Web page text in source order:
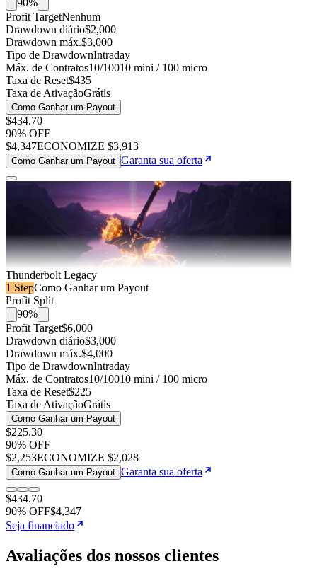
Profit TargetNenhum
Drawdown diário$2,000
Drawdown máx.$3,000
Tipo de DrawdownIntraday
Máx. de Contratos10/10010 mini / 100 micro
Taxa de Reset$435
Taxa de AtivaçãoGrátis
Como Ganhar um Payout
$434.70
90% OFF
$4,347ECONOMIZE $3,913
Como Ganhar um Payout Garanta sua oferta
Thunderbolt Legacy
1 StepComo Ganhar um Payout
Profit Split
90%
Profit Target$6,000
Drawdown diário$3,000
Drawdown máx.$4,000
Tipo de DrawdownIntraday
Máx. de Contratos10/10010 mini / 100 micro
Taxa de Reset$225
Taxa de AtivaçãoGrátis
Como Ganhar um Payout
$225.30
90% OFF
$2,253ECONOMIZE $2,028
Como Ganhar um Payout Garanta sua oferta
$434.70
90% OFF$4,347
Seja financiado
Avaliações dos nossos clientes